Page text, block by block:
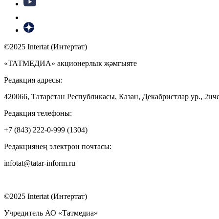
©2025 Intertat (Интертат)
«ТАТМЕДИА» акционерлык җәмгыяте
Редакция адресы:
420066, Татарстан Республикасы, Казан, Декабристлар ур.,
Редакция телефоны:
+7 (843) 222-0-999 (1304)
Редакциянең электрон почтасы:
infotat@tatar-inform.ru
©2025 Intertat (Интертат)
Учредитель АО «Татмедиа»